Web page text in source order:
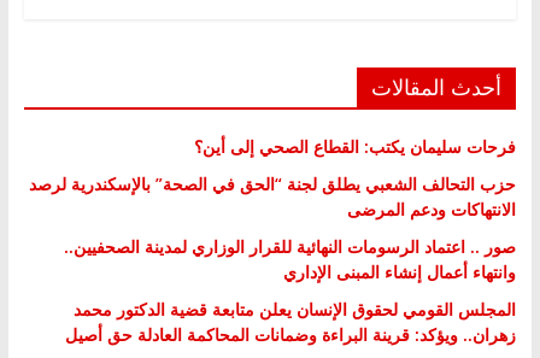
أحدث المقالات
فرحات سليمان يكتب: القطاع الصحي إلى أين؟
حزب التحالف الشعبي يطلق لجنة “الحق في الصحة” بالإسكندرية لرصد
الانتهاكات ودعم المرضى
صور .. اعتماد الرسومات النهائية للقرار الوزاري لمدينة الصحفيين..
وانتهاء أعمال إنشاء المبنى الإداري
المجلس القومي لحقوق الإنسان يعلن متابعة قضية الدكتور محمد
زهران.. ويؤكد: قرينة البراءة وضمانات المحاكمة العادلة حق أصيل